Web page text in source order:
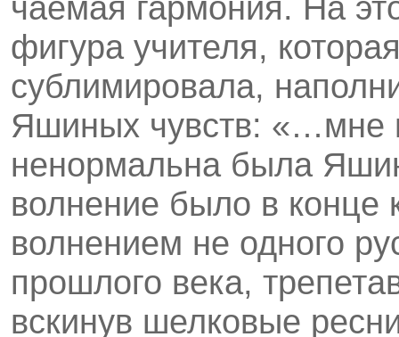
фигура учителя,
сублимировала,
Яшиных чувств: «…мне
ненормальна была
волнение было в конце
волнением не одного
прошлого века,
вскинув шелковые